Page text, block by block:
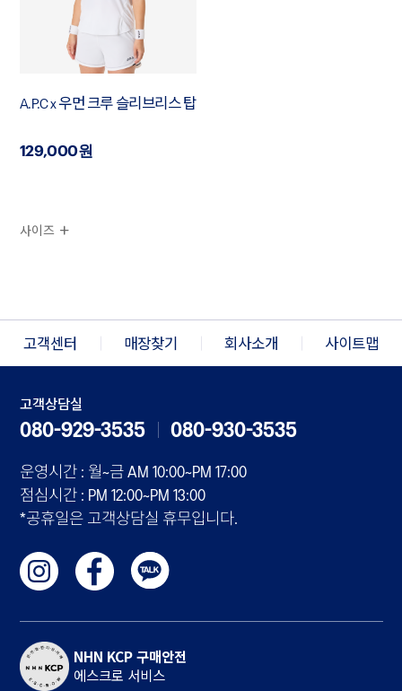
A.P.C x 우먼 크루 슬리브리스 탑
129,000원
사이즈
고객센터 매장찾기 회사소개 사이트맵
고객상담실
080-929-3535 080-930-3535
운영시간 : 월~금 AM 10:00~PM 17:00
점심시간 : PM 12:00~PM 13:00
*공휴일은 고객상담실 휴무입니다.
NHN KCP 구매안전
에스크로 서비스